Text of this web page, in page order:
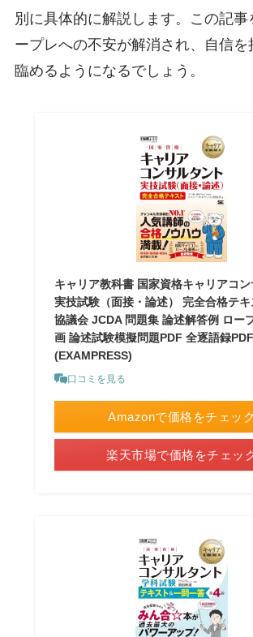
別に具体的に解説します。この記事
ープレへの不安が解消され、自信を
臨めるようになるでしょう。
キャリア教科書 国家資格キャリアコン
実技試験（面接・論述） 完全合格テ
協議会 JCDA 問題集 論述解答例 ロー
画 論述試験模擬問題PDF 全逐語録
(EXAMPRESS)
口コミを見る
Amazonで価格をチェック
楽天市場で価格をチェッ